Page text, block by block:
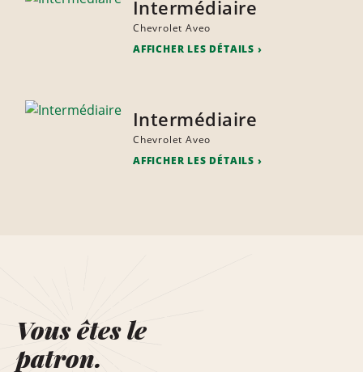
Intermédiaire
Chevrolet Aveo
AFFICHER LES DÉTAILS
Intermédiaire
Chevrolet Aveo
AFFICHER LES DÉTAILS
Vous êtes le
patron.